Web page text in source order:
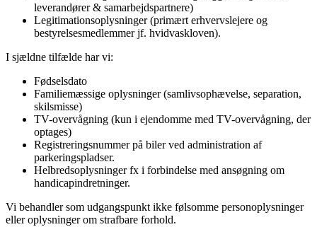
leverandører & samarbejdspartnere)
Legitimationsoplysninger (primært erhvervslejere og
bestyrelsesmedlemmer jf. hvidvaskloven).
I sjældne tilfælde har vi:
Fødselsdato
Familiemæssige oplysninger (samlivsophævelse, separation,
skilsmisse)
TV-overvågning (kun i ejendomme med TV-overvågning, der
optages)
Registreringsnummer på biler ved administration af
parkeringspladser.
Helbredsoplysninger fx i forbindelse med ansøgning om
handicapindretninger.
Vi behandler som udgangspunkt ikke følsomme personoplysninger
eller oplysninger om strafbare forhold.